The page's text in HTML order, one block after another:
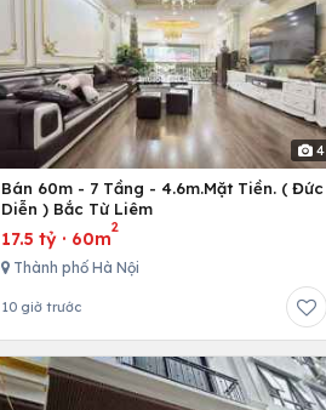
4
Bán 60m - 7 Tầng - 4.6m.Mặt Tiền. ( Đức
Diễn ) Bắc Từ Liêm
17.5 tỷ · 60m
2
Thành phố Hà Nội
10 giờ trước